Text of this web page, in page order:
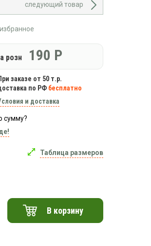
следующий товар
розн 190 Р
заказе от 50 т.р.
по РФ бесплатно
и доставка
сумму?
Таблица размеров
В корзину